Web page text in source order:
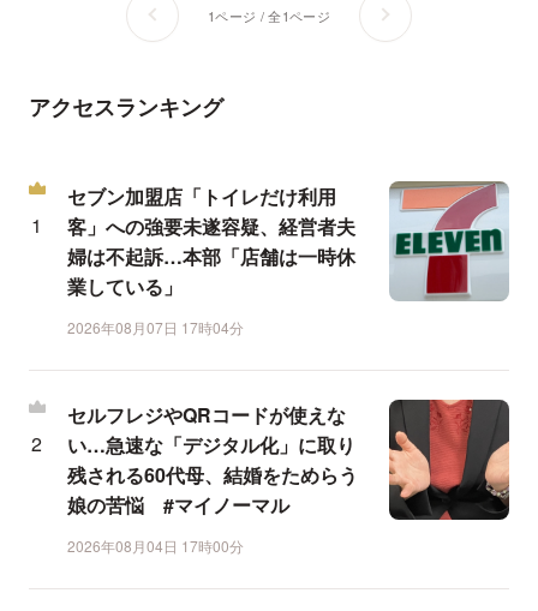
1ページ / 全1ページ
アクセスランキング
セブン加盟店「トイレだけ利用
客」への強要未遂容疑、経営者夫
婦は不起訴…本部「店舗は一時休
業している」
2026年08月07日 17時04分
セルフレジやQRコードが使えな
い…急速な「デジタル化」に取り
残される60代母、結婚をためらう
娘の苦悩 #マイノーマル
2026年08月04日 17時00分